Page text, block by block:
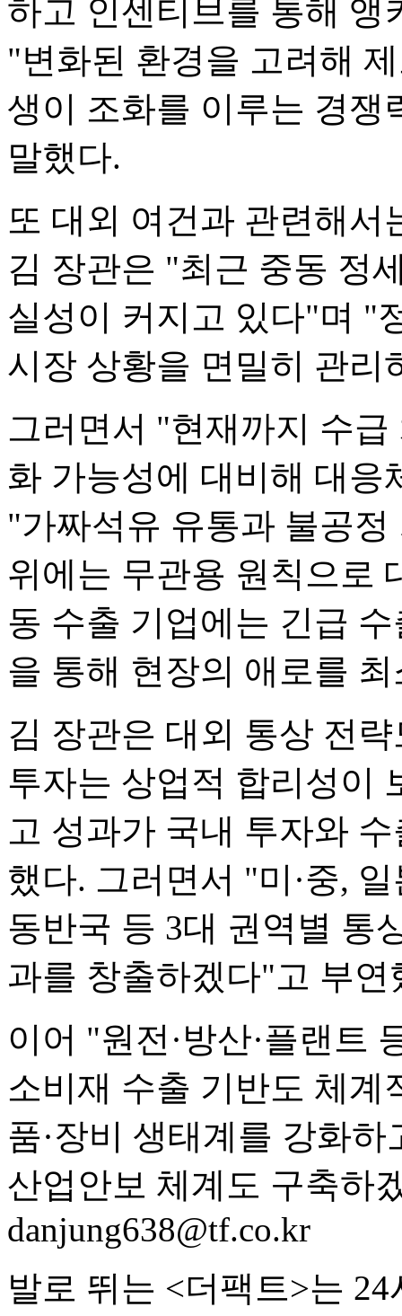
하고 인센티브를 통해
"변화된 환경을 고려해
생이 조화를 이루는 경
말했다.
또 대외 여건과 관련해서
김 장관은 "최근 중동 정
실성이 커지고 있다"며 "
시장 상황을 면밀히 관리
그러면서 "현재까지 수
화 가능성에 대비해 대
"가짜석유 유통과 불공
위에는 무관용 원칙으로
동 수출 기업에는 긴급
을 통해 현장의 애로를
김 장관은 대외 통상 전
투자는 상업적 합리성이
고 성과가 국내 투자와
했다. 그러면서 "미·중,
동반국 등 3대 권역별 통
과를 창출하겠다"고 부연
이어 "원전·방산·플랜트
소비재 수출 기반도 체계
품·장비 생태계를 강화
산업안보 체계도 구축하
danjung638@tf.co.kr
발로 뛰는 <더팩트>는